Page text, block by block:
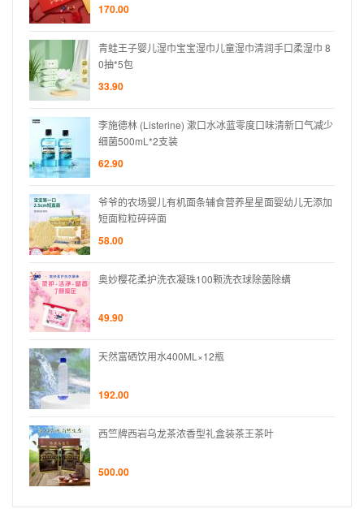
170.00
青蛙王子婴儿湿巾宝宝湿巾儿童湿巾清润手口柔湿巾 8
0抽*5包
33.90
李施德林 (Listerine) 漱口水冰蓝零度口味清新口气减少
细菌500mL*2支装
62.90
爷爷的农场婴儿有机面条辅食营养星星面婴幼儿无添加
短面粒粒碎碎面
58.00
奥妙樱花柔护洗衣凝珠100颗洗衣球除菌除螨
49.90
天然富硒饮用水400ML×12瓶
192.00
西竺牌西岩乌龙茶浓香型礼盒装茶王茶叶
500.00